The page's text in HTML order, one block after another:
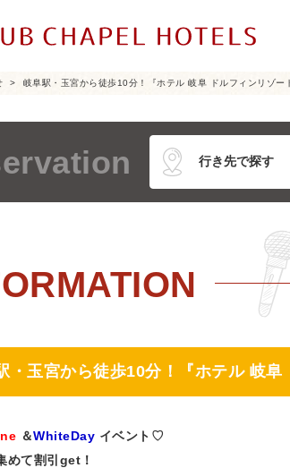
岐阜駅・玉宮から徒歩10分！『ホテル 岐阜 ドルフィンリゾ
・玉宮から徒歩10分！『ホテル 岐
＆WhiteDay イベント♡
めて割引get！